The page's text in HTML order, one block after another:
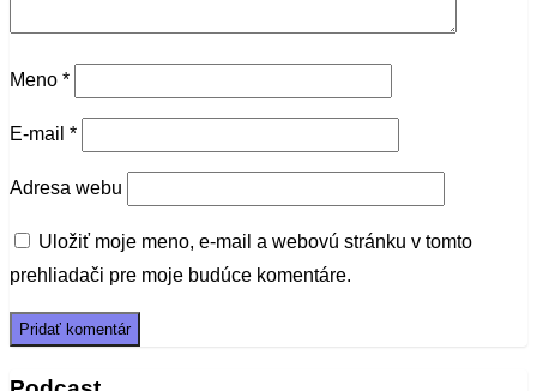
Meno *
E-mail *
Adresa webu
Uložiť moje meno, e-mail a webovú stránku v tomto
prehliadači pre moje budúce komentáre.